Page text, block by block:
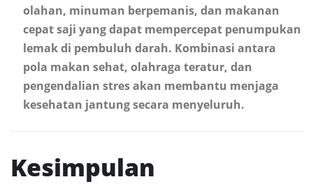
olahan, minuman berpemanis, dan makanan
cepat saji yang dapat mempercepat penumpukan
lemak di pembuluh darah. Kombinasi antara
pola makan sehat, olahraga teratur, dan
pengendalian stres akan membantu menjaga
kesehatan jantung secara menyeluruh.
Kesimpulan